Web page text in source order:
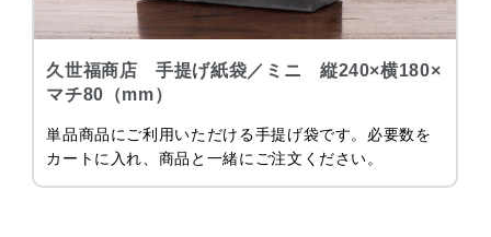
久世福商店 手提げ紙袋／ミニ 縦240×横180×
マチ80（mm）
単品商品にご利用いただける手提げ袋です。必要数を
カートに入れ、商品と一緒にご注文ください。